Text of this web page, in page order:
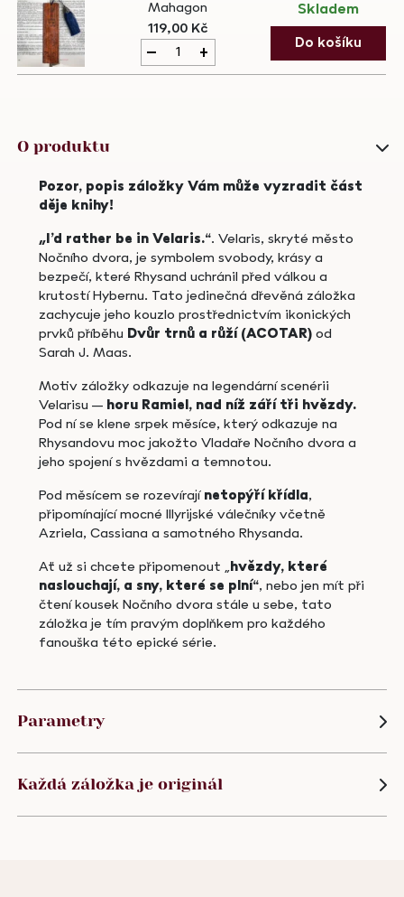
trnů
a
růží
(ACOTAR)
Mahagon
119,00 Kč
Dřevěná
záložka:
+
Skladem
Do košíku
O produktu
Pozor, popis záložky Vám může vyzradit část
děje knihy!
„I’d rather be in Velaris.“. Velaris, skryté město
Nočního dvora, je symbolem svobody, krásy a
bezpečí, které Rhysand uchránil před válkou a
krutostí Hybernu. Tato jedinečná dřevěná záložka
zachycuje jeho kouzlo prostřednictvím ikonických
prvků příběhu Dvůr trnů a růží (ACOTAR) od
Sarah J. Maas.
Motiv záložky odkazuje na legendární scenérii
Velarisu – horu Ramiel, nad níž září tři hvězdy.
Pod ní se klene srpek měsíce, který odkazuje na
Rhysandovu moc jakožto Vladaře Nočního dvora a
jeho spojení s hvězdami a temnotou.
Pod měsícem se rozevírají netopýří křídla,
připomínající mocné Illyrijské válečníky včetně
Azriela, Cassiana a samotného Rhysanda.
Ať už si chcete připomenout „hvězdy, které
naslouchají, a sny, které se plní“, nebo jen mít při
čtení kousek Nočního dvora stále u sebe, tato
záložka je tím pravým doplňkem pro každého
fanouška této epické série.
Parametry
Každá záložka je originál